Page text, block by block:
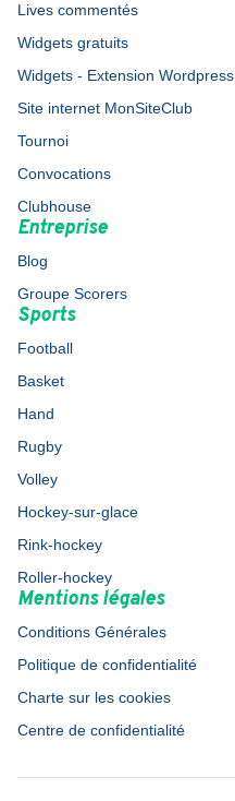
Lives commentés
Widgets gratuits
Widgets - Extension Wordpress
Site internet MonSiteClub
Tournoi
Convocations
Clubhouse
Entreprise
Blog
Groupe Scorers
Sports
Football
Basket
Hand
Rugby
Volley
Hockey-sur-glace
Rink-hockey
Roller-hockey
Mentions légales
Conditions Générales
Politique de confidentialité
Charte sur les cookies
Centre de confidentialité